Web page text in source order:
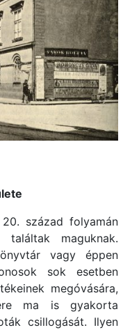
század folyamán
maguknak.
vagy éppen
sok esetben
megóvására,
ma is gyakorta
csillogását. Ilyen